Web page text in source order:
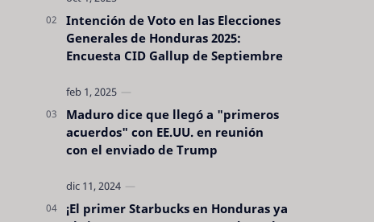
Intención de Voto en las Elecciones
Generales de Honduras 2025:
Encuesta CID Gallup de Septiembre
Maduro dice que llegó a "primeros
acuerdos" con EE.UU. en reunión
con el enviado de Trump
¡El primer Starbucks en Honduras ya